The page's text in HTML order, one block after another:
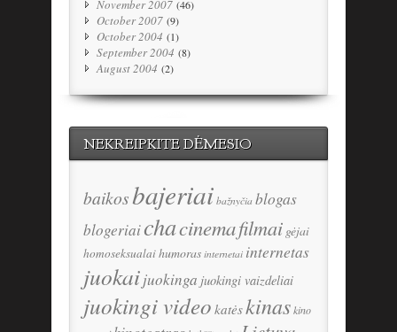
November 2007 (46)
October 2007 (9)
October 2004 (1)
September 2004 (8)
August 2004 (2)
NEKREIPKITE DĖMESIO
baikosbajeriai bažnyčia blogas
blogeriaichacinemafilmai gėjai
homoseksualaihumoras internetai internetas
juokaijuokinga juokingi vaizdeliai
juokingi video katėskinaskino